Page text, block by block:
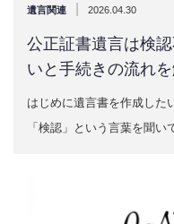
遺言関連 2026.04.30
公正証書遺言は検
いと手続きの流れ
はじめに遺言書を作成した
「検認」という言葉を聞い